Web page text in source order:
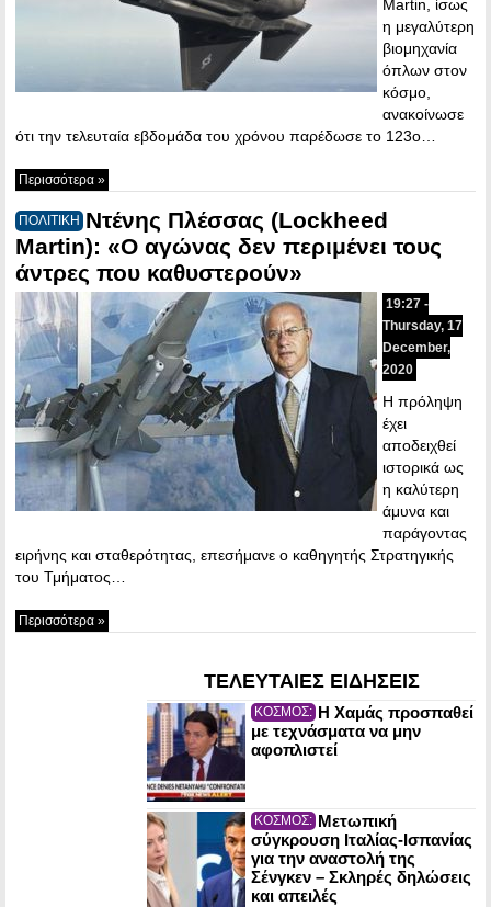
Martin, ίσως
η μεγαλύτερη
βιομηχανία
όπλων στον
κόσμο,
ανακοίνωσε
ότι την τελευταία εβδομάδα του χρόνου παρέδωσε το 123ο…
Περισσότερα »
ΠΟΛΙΤΙΚΗ Ντένης Πλέσσας (Lockheed
Martin): «Ο αγώνας δεν περιμένει τους
άντρες που καθυστερούν»
19:27 -
Thursday, 17
December,
2020
Η πρόληψη
έχει
αποδειχθεί
ιστορικά ως
η καλύτερη
άμυνα και
παράγοντας
ειρήνης και σταθερότητας, επεσήμανε ο καθηγητής Στρατηγικής
του Τμήματος…
Περισσότερα »
ΤΕΛΕΥΤΑΙΕΣ ΕΙΔΗΣΕΙΣ
ΚΟΣΜΟΣ: Η Χαμάς προσπαθεί
με τεχνάσματα να μην
αφοπλιστεί
ΚΟΣΜΟΣ: Μετωπική
σύγκρουση Ιταλίας-Ισπανίας
για την αναστολή της
Σένγκεν – Σκληρές δηλώσεις
και απειλές